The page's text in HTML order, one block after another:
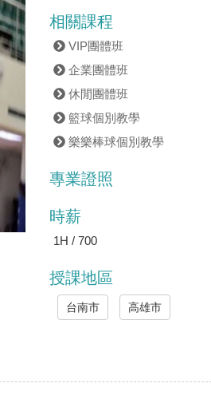
相關課程
VIP團體班
企業團體班
休閒團體班
籃球個別教學
樂樂棒球個別教學
專業證照
時薪
1H / 700
授課地區
台南市 高雄市